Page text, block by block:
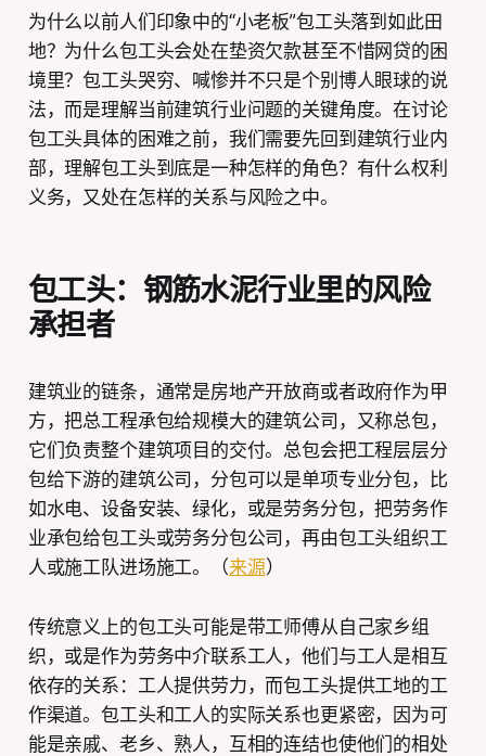
为什么以前人们印象中的“小老板”包工头落到如此田
地？为什么包工头会处在垫资欠款甚至不惜网贷的困
境里？包工头哭穷、喊惨并不只是个别博人眼球的说
法，而是理解当前建筑行业问题的关键角度。在讨论
包工头具体的困难之前，我们需要先回到建筑行业内
部，理解包工头到底是一种怎样的角色？有什么权利
义务，又处在怎样的关系与风险之中。
包工头：钢筋水泥行业里的风险
承担者
建筑业的链条，通常是房地产开放商或者政府作为甲
方，把总工程承包给规模大的建筑公司，又称总包，
它们负责整个建筑项目的交付。总包会把工程层层分
包给下游的建筑公司，分包可以是单项专业分包，比
如水电、设备安装、绿化，或是劳务分包，把劳务作
业承包给包工头或劳务分包公司，再由包工头组织工
人或施工队进场施工。（来源）
传统意义上的包工头可能是带工师傅从自己家乡组
织，或是作为劳务中介联系工人，他们与工人是相互
依存的关系：工人提供劳力，而包工头提供工地的工
作渠道。包工头和工人的实际关系也更紧密，因为可
能是亲戚、老乡、熟人，互相的连结也使他们的相处